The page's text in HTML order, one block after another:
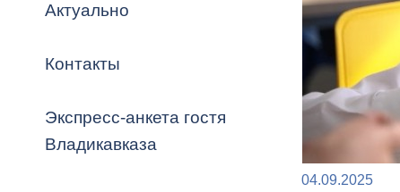
ОРВ и
Оценка
местного
Актуально
Контакты
Экспресс-анкета гостя
Владикавказа
04.09.2025